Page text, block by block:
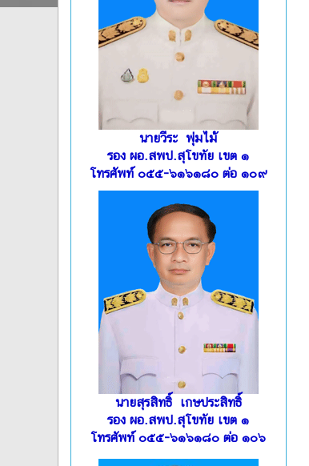
นายวีระ พุ่มไม้
รอง ผอ.สพป.สุโขทัย เขต ๑
โทรศัพท์ ๐๕๕-๖๑๖๑๘๐ ต่อ ๑๐๙
นายสุรสิทธิ์ เกษประสิทธิ์
รอง ผอ.สพป.สุโขทัย เขต ๑
โทรศัพท์ ๐๕๕-๖๑๖๑๘๐ ต่อ ๑๐๖